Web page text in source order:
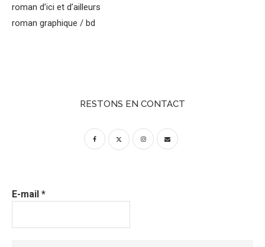
roman d’ici et d’ailleurs
roman graphique / bd
RESTONS EN CONTACT
E-mail *